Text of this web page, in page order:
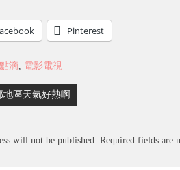
Pinterest
滴, 電影電視
區天氣好熱啊
will not be published. Required fields are